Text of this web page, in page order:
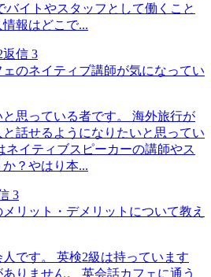
バイトやスタッフとして働くこと
報はどこで...
返信 3
のネイティブ講師が気になってい
思っている者です。 海外旅行が
話せるようになりたいと思ってい
ネイティブスピーカーの講師やス
？やはり本...
3
リット・デメリットについて教え
です。 英検2級は持っています
りません。 英会話カフェに通う